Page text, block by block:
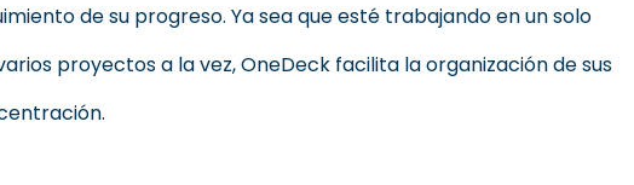
de su progreso. Ya sea que esté trabajando en un solo
proyectos a la vez, OneDeck facilita la organización de sus